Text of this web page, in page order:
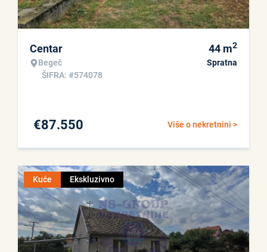
Centar
Begeč
ŠIFRA: #574078
44 m2
Spratna
Više o nekretnini >
€87.550
Kuće Ekskluzivno